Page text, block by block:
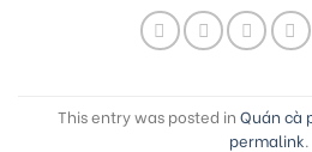
This entry was posted in Quán cà
permalink.